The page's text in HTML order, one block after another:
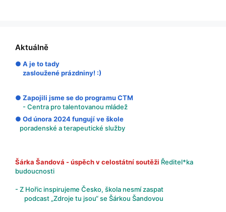
Aktuálně
● A je to tady
zasloužené prázdniny! :)
● Zapojili jsme se do programu CTM
- Centra pro talentovanou mládež
● Od února 2024 fungují ve škole
poradenské a terapeutické služby
Šárka Šandová - úspěch v celostátní soutěži Ředitel*ka
budoucnosti
- Z Hořic inspirujeme Česko, škola nesmí zaspat
podcast „Zdroje tu jsou“ se Šárkou Šandovou